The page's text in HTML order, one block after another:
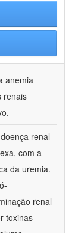
anemia
renais
renal
com a
da uremia.
renal
toxinas